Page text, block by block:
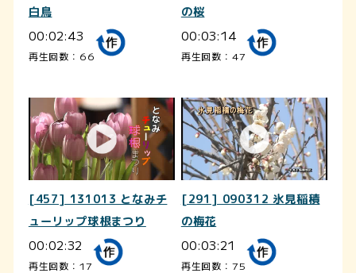
白鳥
00:02:43
再生回数：66
の桜
00:03:14
再生回数：47
[457] 131013 となみチ
ューリップ球根まつり
00:02:32
再生回数：17
[291] 090312 氷見稲積
の梅花
00:03:21
再生回数：75